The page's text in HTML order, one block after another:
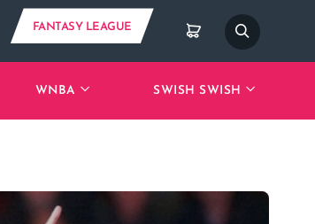
FANTASY LEAGUE
WNBA SWISH SWISH